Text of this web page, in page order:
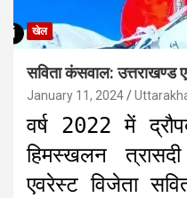
खेल
सविता कंसवाल: उत्तराखण्ड
January 11, 2024
वर्ष 2022 में
हिमस्खलन
एवरेस्ट विजेता